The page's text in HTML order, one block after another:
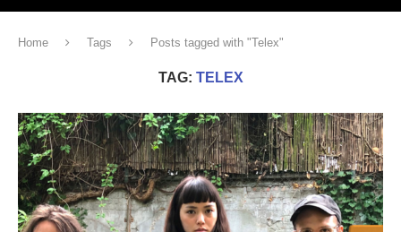
Home Tags Posts tagged with "Telex"
TAG: TELEX